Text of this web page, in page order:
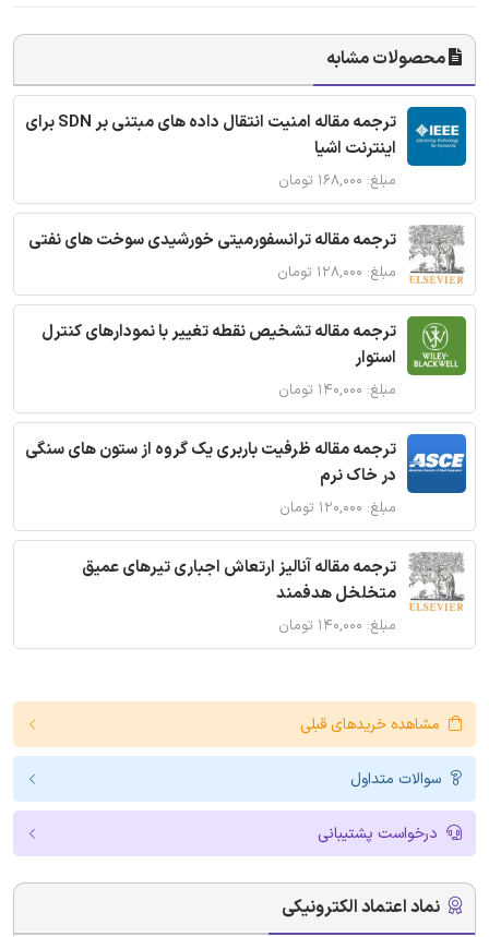
محصولات مشابه
ترجمه مقاله امنیت انتقال داده های مبتنی بر SDN برای
اینترنت اشیا
مبلغ: ۱۶۸,۰۰۰ تومان
ترجمه مقاله ترانسفورمیتی خورشیدی سوخت های نفتی
مبلغ: ۱۲۸,۰۰۰ تومان
ترجمه مقاله تشخیص نقطه تغییر با نمودارهای کنترل
استوار
مبلغ: ۱۴۰,۰۰۰ تومان
ترجمه مقاله ظرفیت باربری یک گروه از ستون های سنگی
در خاک نرم
مبلغ: ۱۲۰,۰۰۰ تومان
ترجمه مقاله آنالیز ارتعاش اجباری تیرهای عمیق
متخلخل هدفمند
مبلغ: ۱۴۰,۰۰۰ تومان
مشاهده خریدهای قبلی
سوالات متداول
درخواست پشتیبانی
نماد اعتماد الکترونیکی